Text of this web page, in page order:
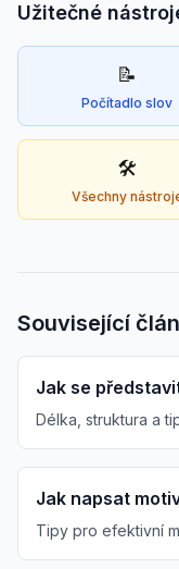
Užitečné
📝
Počítadlo slov
🛠️
Všechny
Související
Jak se
Délka, struktura a
Jak napsat
Tipy pro efektivní